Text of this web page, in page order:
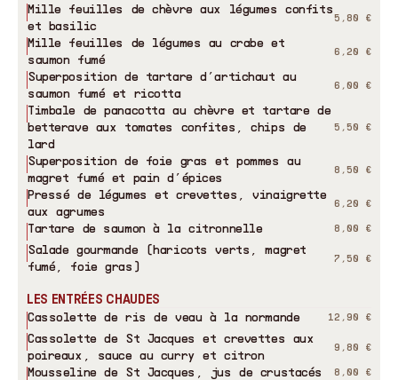
Mille feuilles de chèvre aux légumes confits
et basilic
5,80 €
Mille feuilles de légumes au crabe et
saumon fumé
6,20 €
Superposition de tartare d’artichaut au
saumon fumé et ricotta
6,00 €
Timbale de panacotta au chèvre et tartare de
betterave aux tomates confites, chips de
lard
5,50 €
Superposition de foie gras et pommes au
magret fumé et pain d’épices
8,50 €
Pressé de légumes et crevettes, vinaigrette
aux agrumes
6,20 €
Tartare de saumon à la citronnelle 8,00 €
Salade gourmande (haricots verts, magret
fumé, foie gras)
7,50 €
LES ENTRÉES CHAUDES
Cassolette de ris de veau à la normande 12,90 €
Cassolette de St Jacques et crevettes aux
poireaux, sauce au curry et citron
9,80 €
Mousseline de St Jacques, jus de crustacés 8,00 €